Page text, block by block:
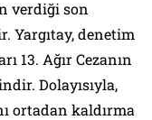
verdiği son
Yargıtay, denetim
13. Ağır Cezanın
Dolayısıyla,
ortadan kaldırma